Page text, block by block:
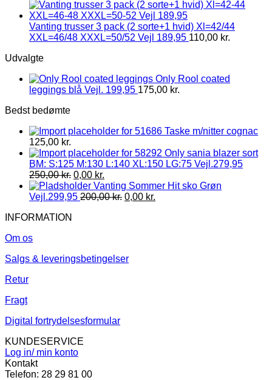
Vanting trusser 3 pack (2 sorte+1 hvid) Xl=42/44
XXL=46/48 XXXL=50/52 Vejl 189,95 110,00 kr.
Udvalgte
Only Rool coated
leggings blå Vejl. 199,95 175,00 kr.
Bedst bedømte
Taske m/nitter cognac
125,00 kr.
Only sania blazer sort
BM: S:125 M:130 L:140 XL:150 LG:75 Vejl.279,95
250,00kr. 0,00 kr.
Vanting Sommer Hit sko Grøn
Vejl.299,95 200,00kr. 0,00 kr.
INFORMATION
Om os
Salgs & leveringsbetingelser
Retur
Fragt
Digital fortrydelsesformular
KUNDESERVICE
Log in/ min konto
Kontakt
Telefon: 28 29 81 00